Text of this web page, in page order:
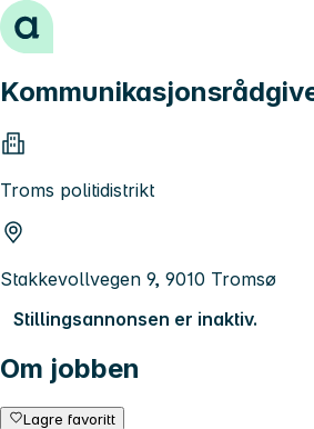
Hopp til innhold
Troms politidistrikt
Stakkevollvegen 9, 9010 Tromsø
Stillingsannonsen er inaktiv.
Om jobben
Lagre favoritt